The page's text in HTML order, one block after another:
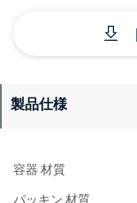
製品仕様
容器 材質
パッキン 材質